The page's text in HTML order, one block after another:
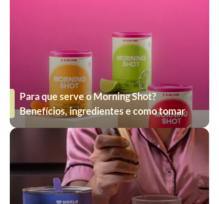
Para que serve o Morning Shot?
Benefícios, ingredientes e como tomar